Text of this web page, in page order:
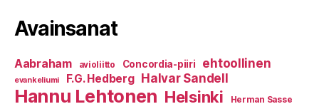
Avainsanat
Aabraham avioliitto Concordia-piiri ehtoollinen
evankeliumi F.G. Hedberg Halvar Sandell
Hannu Lehtonen Helsinki
Herman Sasse